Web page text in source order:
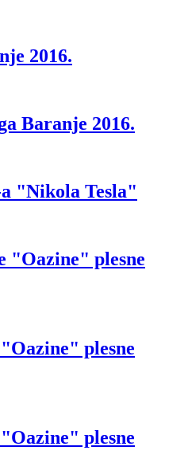
2016.
Baranje 2016.
"Nikola Tesla"
"Oazine" plesne
plesne
plesne